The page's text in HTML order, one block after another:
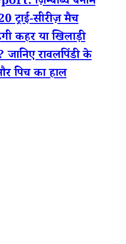
ट्राई-सीरीज़ मैच
कहर या खिलाड़ी
रावलपिंडी के
पिच का हाल